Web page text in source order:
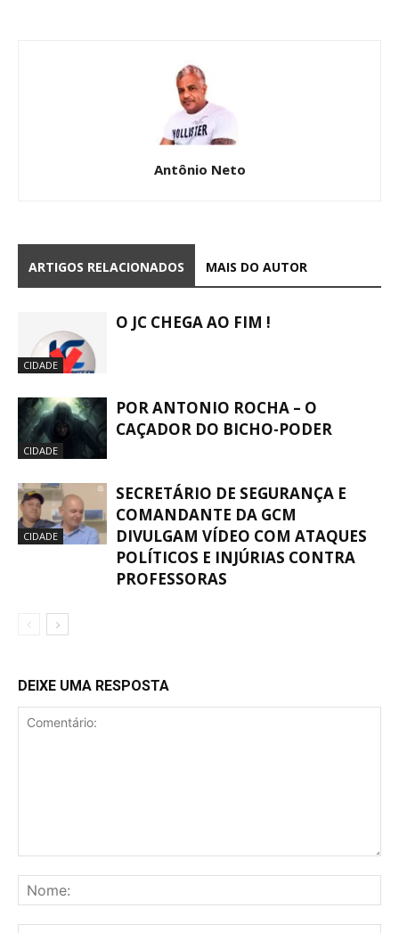
Antônio Neto
ARTIGOS RELACIONADOS MAIS DO AUTOR
CIDADE
O JC CHEGA AO FIM !
CIDADE
POR ANTONIO ROCHA – O
CAÇADOR DO BICHO-PODER
CIDADE
SECRETÁRIO DE SEGURANÇA E
COMANDANTE DA GCM
DIVULGAM VÍDEO COM ATAQUES
POLÍTICOS E INJÚRIAS CONTRA
PROFESSORAS
DEIXE UMA RESPOSTA